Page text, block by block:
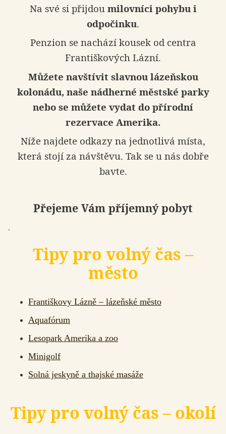
Na své si přijdou milovníci pohybu i
odpočinku.
Penzion se nachází kousek od centra
Františkových Lázní.
Můžete navštívit slavnou lázeňskou
kolonádu, naše nádherné městské parky
nebo se můžete vydat do přírodní
rezervace Amerika.
Níže najdete odkazy na jednotlivá místa,
která stojí za návštěvu. Tak se u nás dobře
bavte.
Přejeme Vám příjemný pobyt
.
Tipy pro volný čas –
město
Františkovy Lázně – lázeňské město
Aquafórum
Lesopark Amerika a zoo
Minigolf
Solná jeskyně a thajské masáže
Tipy pro volný čas – okolí